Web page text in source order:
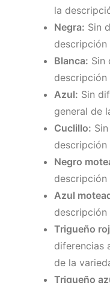
la
Negra: Sin
descripción
Blanca: Sin
descripción
Azul: Sin
general de
Cuclillo:
descripción
Negro
descripción
Azul
descripción
Trigueño
diferencias
de la
Trigueño